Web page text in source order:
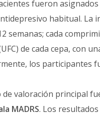
fueron asignados
habitual. La
semanas; cada
de cada cepa, con
los participantes
de valoración principal
MADRS. Los